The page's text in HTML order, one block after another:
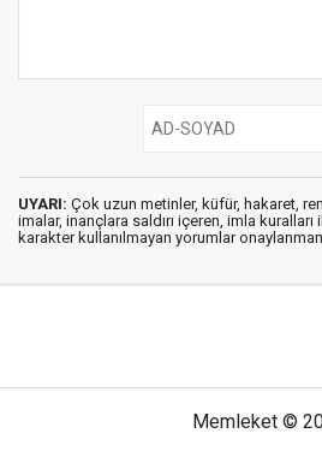
UYARI: Çok uzun metinler, küfür, hakaret,
imalar, inançlara saldırı içeren, imla kuralları
karakter kullanılmayan yorumlar
Memleket ©